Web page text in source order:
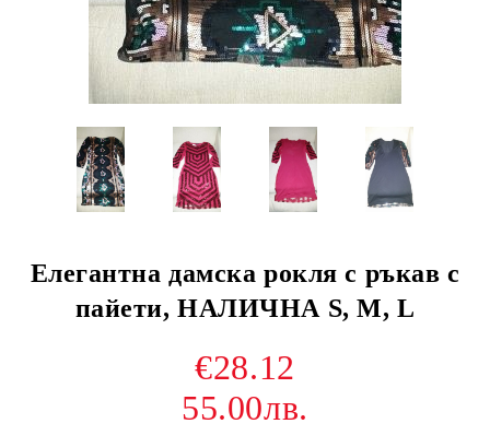
Елегантна дамска рокля с ръкав с
пайети, НАЛИЧНА S, M, L
€28.12
55.00лв.